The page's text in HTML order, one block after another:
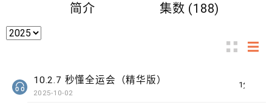
简介 集数 (188)
1分钟
10.2.7 秒懂全运会（精华版）
2025-10-02